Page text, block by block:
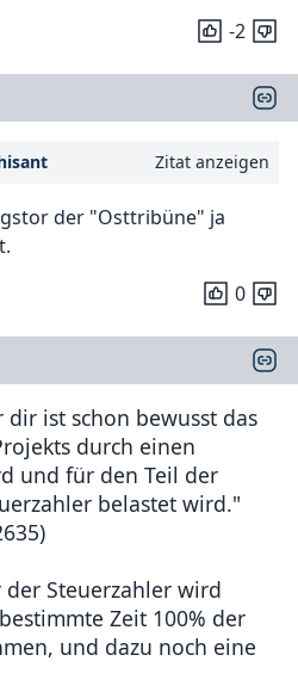
-2
Zitat anzeigen
der "Osttribüne" ja
0
ist schon bewusst das
durch einen
und für den Teil der
belastet wird."
Steuerzahler wird
Zeit 100% der
und dazu noch eine